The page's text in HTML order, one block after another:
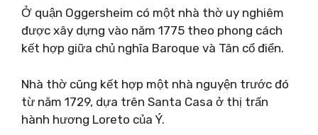
Ở quận Oggersheim có một nhà thờ uy nghiêm
được xây dựng vào năm 1775 theo phong cách
kết hợp giữa chủ nghĩa Baroque và Tân cổ điển.
Nhà thờ cũng kết hợp một nhà nguyện trước đó
từ năm 1729, dựa trên Santa Casa ở thị trấn
hành hương Loreto của Ý.